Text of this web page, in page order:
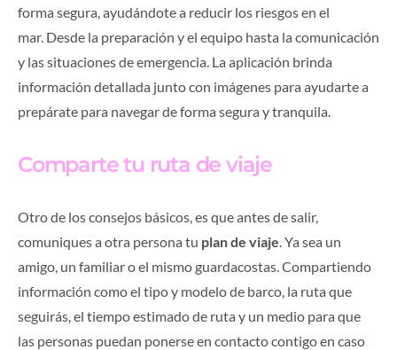
forma segura, ayudándote a reducir los riesgos en el
mar. Desde la preparación y el equipo hasta la comunicación
y las situaciones de emergencia. La aplicación brinda
información detallada junto con imágenes para ayudarte a
prepárate para navegar de forma segura y tranquila.
Comparte tu ruta de viaje
Otro de los consejos básicos, es que antes de salir,
comuniques a otra persona tu plan de viaje. Ya sea un
amigo, un familiar o el mismo guardacostas. Compartiendo
información como el tipo y modelo de barco, la ruta que
seguirás, el tiempo estimado de ruta y un medio para que
las personas puedan ponerse en contacto contigo en caso